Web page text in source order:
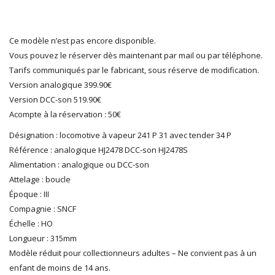
MAKETTE
MARLKIN
MKD
NOREV
NOVATEUR MODELES
PECO
PG mini
PIKO
PN SUD MODELISME
PREISER
PRINCE AUGUST
R37
REDUTEX
REE
RÉGIONS ET COMPAGNIES
Ce modèle n’est pas encore disponible.
Vous pouvez le réserver dès maintenant par mail ou par téléphone.
Tarifs communiqués par le fabricant, sous réserve de modification.
Version analogique 399.90€
Version DCC-son 519.90€
Acompte à la réservation : 50€
Désignation : locomotive à vapeur 241 P 31 avec tender 34 P
Référence : analogique HJ2478 DCC-son HJ2478S
Alimentation : analogique ou DCC-son
Attelage : boucle
Époque : III
Compagnie : SNCF
Échelle : HO
Longueur : 315mm
Modèle réduit pour collectionneurs adultes – Ne convient pas à un
enfant de moins de 14 ans.